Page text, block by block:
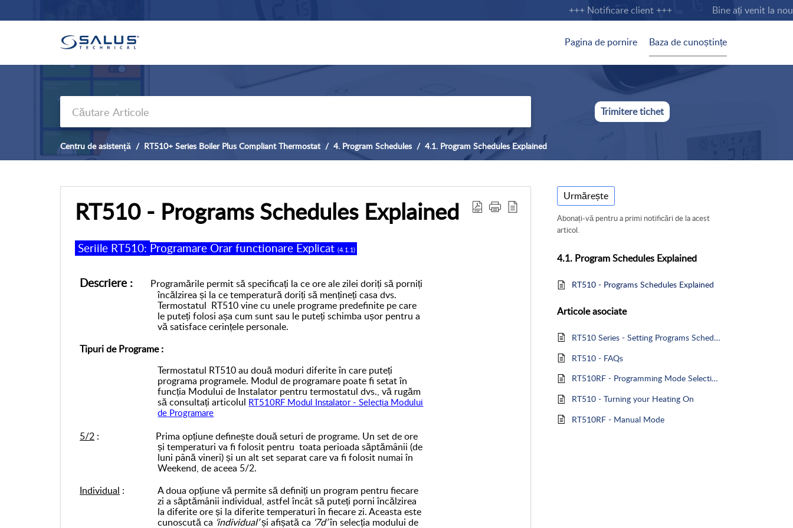
+++ Notificare client +++ Bine ați venit la
Pagina de pornire Baza de cunoștințe
Trimitere tichet
Centru de asistență RT510+ Series Boiler Plus Compliant Thermostat 4. Program Schedules 4.1. Program Schedules Explained
RT510 - Programs Schedules Explained
Seriile RT510: Programare Orar functionare Explicat (4.1.1)
Descriere :
Programările permit să specificați la ce ore ale zilei doriți să porniți
încălzirea și la ce temperatură doriți să mențineți casa dvs.
Termostatul RT510 vine cu unele programe predefinite pe care
le puteți folosi așa cum sunt sau le puteți schimba ușor pentru a
vă satisface cerințele personale.
Tipuri de Programe :
Termostatul RT510 au două moduri diferite în care puteți
programa programele. Modul de programare poate fi setat în
funcția Modului de Instalator pentru termostatul dvs., vă rugăm
să consultați articolul RT510RF Modul Instalator - Selecția Modului
de Programare
5/2 : Prima opțiune definește două seturi de programe. Un set de ore
și temperaturi va fi folosit pentru toata perioada săptămânii (de
luni până vineri) și un alt set separat care va fi folosit numai în
Weekend, de aceea 5/2.
Individual : A doua opțiune vă permite să definiți un program pentru fiecare
zi a săptămânii individual, astfel încât să puteți porni încălzirea
la diferite ore și la diferite temperaturi în fiecare zi. Aceasta este
cunoscută ca ‘individual’și afișată ca ‘7d’în selecția modului de
Urmărește
Abonați-vă pentru a primi notificări de la acest
articol.
4.1. Program Schedules Explained
RT510 - Programs Schedules Explained
Articoleasociate
RT510 Series - Setting Programs Schedules
RT510 - FAQs
RT510RF - Programming Mode Selection (Installer Mode)
RT510 - Turning your Heating On
RT510RF - Manual Mode